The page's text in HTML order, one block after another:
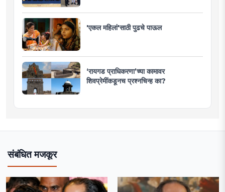
'एकल महिलां'साठी पुढचे पाऊल
‘रायगड प्राधिकरणा’च्या कामावर
शिवप्रेमींकडूनच प्रश्नचिन्ह का?
संबंधित मजकूर